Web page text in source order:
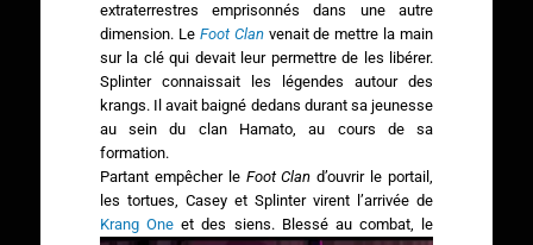
extraterrestres emprisonnés dans une autre
dimension. Le Foot Clanvenait de mettre la main
sur la clé qui devait leur permettre de les libérer.
Splinter connaissait les légendes autour des
krangs. Il avait baigné dedans durant sa jeunesse
au sein du clan Hamato, au cours de sa
formation.
Partant empêcher le Foot Cland’ouvrir le portail,
les tortues, Casey et Splinter virent l’arrivée de
Krang Oneet des siens. Blessé au combat, le